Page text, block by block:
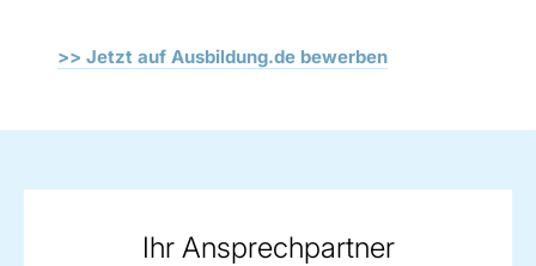
>> Jetzt auf Ausbildung.de bewerben
Ihr Ansprechpartner